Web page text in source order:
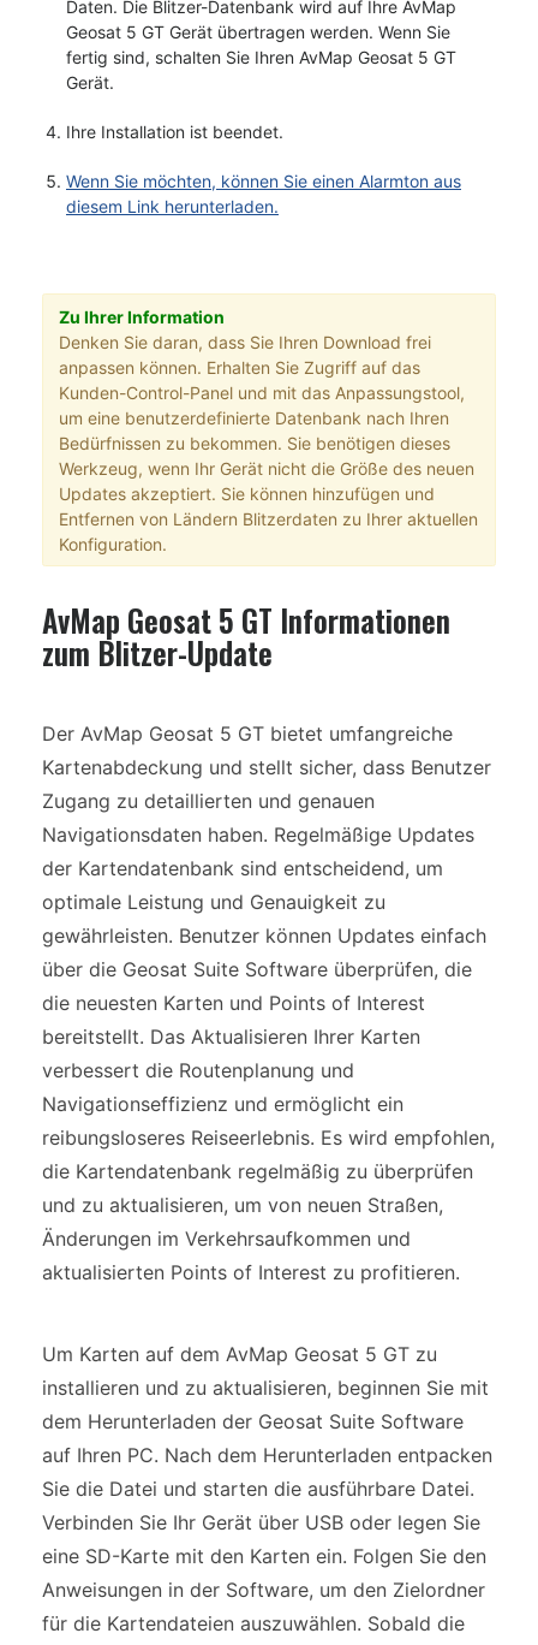
Daten. Die Blitzer-Datenbank wird auf Ihre AvMap
Geosat 5 GT Gerät übertragen werden. Wenn Sie
fertig sind, schalten Sie Ihren AvMap Geosat 5 GT
Gerät.
Ihre Installation ist beendet.
Wenn Sie möchten, können Sie einen Alarmton aus
diesem Link herunterladen.
Zu Ihrer Information
Denken Sie daran, dass Sie Ihren Download frei
anpassen können. Erhalten Sie Zugriff auf das
Kunden-Control-Panel und mit das Anpassungstool,
um eine benutzerdefinierte Datenbank nach Ihren
Bedürfnissen zu bekommen. Sie benötigen dieses
Werkzeug, wenn Ihr Gerät nicht die Größe des neuen
Updates akzeptiert. Sie können hinzufügen und
Entfernen von Ländern Blitzerdaten zu Ihrer aktuellen
Konfiguration.
AvMap Geosat 5 GT Informationen
zum Blitzer-Update
Der AvMap Geosat 5 GT bietet umfangreiche
Kartenabdeckung und stellt sicher, dass Benutzer
Zugang zu detaillierten und genauen
Navigationsdaten haben. Regelmäßige Updates
der Kartendatenbank sind entscheidend, um
optimale Leistung und Genauigkeit zu
gewährleisten. Benutzer können Updates einfach
über die Geosat Suite Software überprüfen, die
die neuesten Karten und Points of Interest
bereitstellt. Das Aktualisieren Ihrer Karten
verbessert die Routenplanung und
Navigationseffizienz und ermöglicht ein
reibungsloseres Reiseerlebnis. Es wird empfohlen,
die Kartendatenbank regelmäßig zu überprüfen
und zu aktualisieren, um von neuen Straßen,
Änderungen im Verkehrsaufkommen und
aktualisierten Points of Interest zu profitieren.
Um Karten auf dem AvMap Geosat 5 GT zu
installieren und zu aktualisieren, beginnen Sie mit
dem Herunterladen der Geosat Suite Software
auf Ihren PC. Nach dem Herunterladen entpacken
Sie die Datei und starten die ausführbare Datei.
Verbinden Sie Ihr Gerät über USB oder legen Sie
eine SD-Karte mit den Karten ein. Folgen Sie den
Anweisungen in der Software, um den Zielordner
für die Kartendateien auszuwählen. Sobald die